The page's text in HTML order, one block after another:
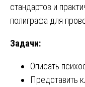
стандартов и
полиграфа для
Задачи:
Описать
Представить